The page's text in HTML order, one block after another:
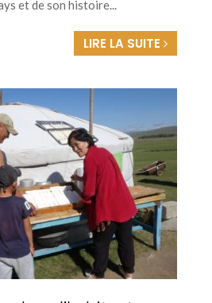
et de son histoire...
LIRE LA SUITE